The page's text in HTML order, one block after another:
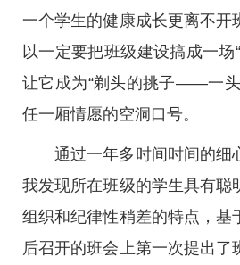
一个学生的健康成长更离不开
以一定要把班级建设搞成一场
让它成为“剃头的挑子——一头
任一厢情愿的空洞口号。
通过一年多时间时间的细
我发现所在班级的学生具有聪
组织和纪律性稍差的特点，基
后召开的班会上第一次提出了